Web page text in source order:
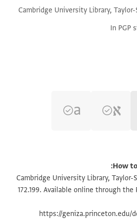
Cambridge University Library,
In PGP
הגדל וסובב
How
Cambridge University Library, Taylor-
172.199. Available online through
https://geniza.princeton.edu/